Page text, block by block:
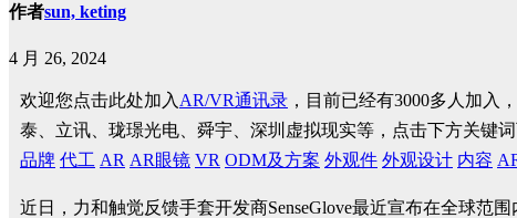
作者sun, keting
4 月 26, 2024
欢迎您点击此处加入 AR/VR通讯录 ，目前已经有3000多人加入
泰、立讯、珑璟光电、舜宇、深圳虚拟现实等，点击下方关键
品牌 代工 AR AR眼镜 VR ODM及方案 外观件 外观设计 内容
近日，力和触觉反馈手套开发商SenseGlove最近宣布在全球范围